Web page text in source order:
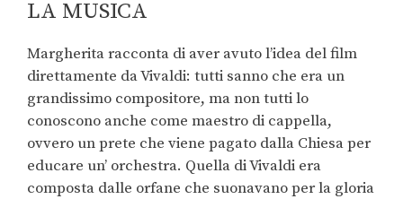
LA MUSICA
Margherita racconta di aver avuto l’idea del film
direttamente da Vivaldi: tutti sanno che era un
grandissimo compositore, ma non tutti lo
conoscono anche come maestro di cappella,
ovvero un prete che viene pagato dalla Chiesa per
educare un’ orchestra. Quella di Vivaldi era
composta dalle orfane che suonavano per la gloria